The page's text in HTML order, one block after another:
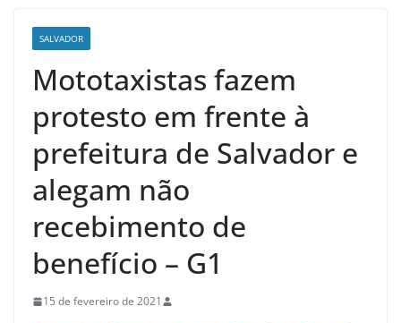
SALVADOR
Mototaxistas fazem
protesto em frente à
prefeitura de Salvador e
alegam não
recebimento de
benefício – G1
15 de fevereiro de 2021